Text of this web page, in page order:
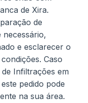
de Xira.
de
necessário,
e esclarecer o
Caso
Infiltrações em
pedido pode
na sua área.